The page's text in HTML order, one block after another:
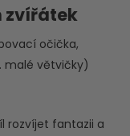
zvířátek
očička,
malé větvičky)
rozvíjet fantazii a